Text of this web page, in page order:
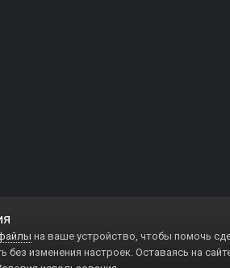
на ваше устройство, чтобы помочь
без изменения настроек. Оставаясь на